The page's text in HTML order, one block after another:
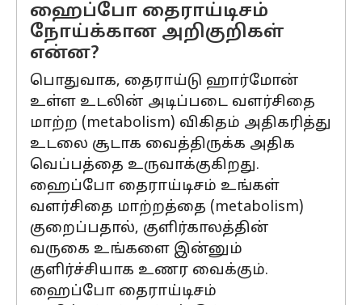
ஹைப்போ தைராய்டிசம்
நோய்க்கான அறிகுறிகள்
என்ன?
பொதுவாக, தைராய்டு ஹார்மோன்
உள்ள உடலின் அடிப்படை வளர்சிதை
மாற்ற (metabolism) விகிதம் அதிகரித்து
உடலை சூடாக வைத்திருக்க அதிக
வெப்பத்தை உருவாக்குகிறது.
ஹைப்போ தைராய்டிசம் உங்கள்
வளர்சிதை மாற்றத்தை (metabolism)
குறைப்பதால், குளிர்காலத்தின்
வருகை உங்களை இன்னும்
குளிர்ச்சியாக உணர வைக்கும்.
ஹைப்போ தைராய்டிசம்